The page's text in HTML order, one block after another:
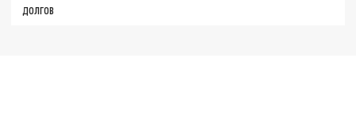
долгов